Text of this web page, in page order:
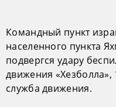
Командный пункт
населенного пункта
подвергся удару
движения
служба движения.